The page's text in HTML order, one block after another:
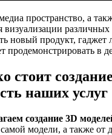
пространство, а
визуализации
новый продукт,
продемонстрировать в
стоит
наших услуг
создание 3D
модели, а также от